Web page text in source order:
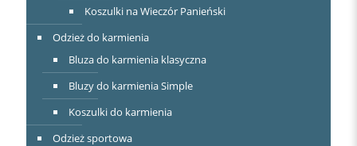
Koszulki na Wieczór Panieński
Odzież do karmienia
Bluza do karmienia klasyczna
Bluzy do karmienia Simple
Koszulki do karmienia
Odzież sportowa